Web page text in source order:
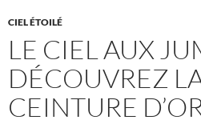
CIEL ÉTOILÉ
LE CIEL AUX
DÉCOUVREZ
CEINTURE